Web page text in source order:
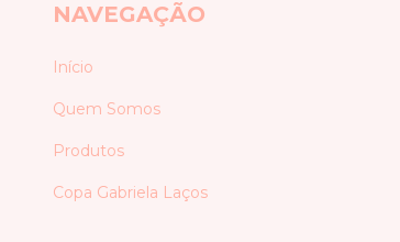
NAVEGAÇÃO
Início
Quem Somos
Produtos
Copa Gabriela Laços